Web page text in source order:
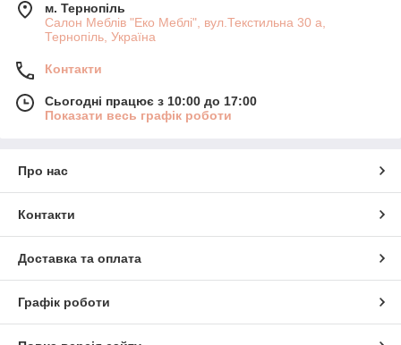
м. Тернопіль
Салон Меблів "Еко Меблі", вул.Текстильна 30 а,
Тернопіль, Україна
Контакти
Сьогодні працює з 10:00 до 17:00
Показати весь графік роботи
Про нас
Контакти
Доставка та оплата
Графік роботи